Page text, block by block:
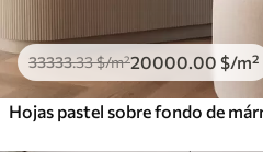
33333.33$/m²20000.00 $/m²